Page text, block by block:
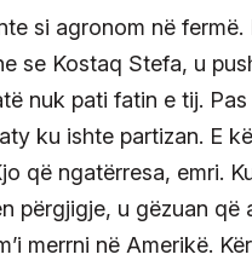
si agronom në
se Kostaq Stefa, u
nuk pati fatin e tij.
ku ishte partizan. E
që ngatërresa, emri.
përgjigje, u gëzuan që
merrni në Amerikë.